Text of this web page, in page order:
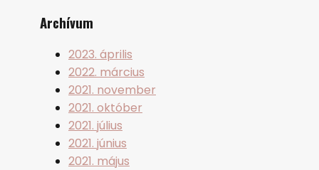
Archívum
2023. április
2022. március
2021. november
2021. október
2021. július
2021. június
2021. május